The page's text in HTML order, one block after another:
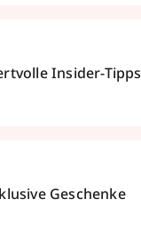
Insider-Tipps
Geschenke